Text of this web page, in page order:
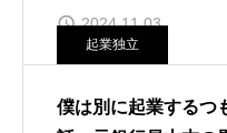
2024.11.03
起業独立
僕は別に起業するつ